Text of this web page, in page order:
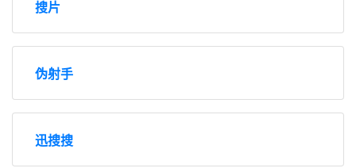
搜片
伪射手
迅搜搜